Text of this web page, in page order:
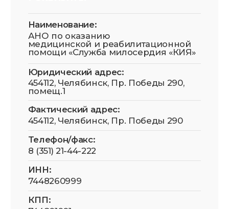
Устав СМ-Кия
Публичная оферта
Условия безопасности оплаты
Политика конфиденциальности
Согласие на обработку данных